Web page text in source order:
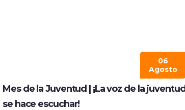
06
Agosto
Mes de la Juventud | ¡La voz de la juventud
se hace escuchar!